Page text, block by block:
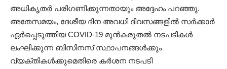
അധികൃതർ പരിഗണിക്കുന്നതായും അദ്ദേഹം പറഞ്ഞു.
അതേസമയം, ദേശീയ ദിന അവധി ദിവസങ്ങളിൽ സർക്കാർ
ഏർപ്പെടുത്തിയ COVID-19 മുൻകരുതൽ നടപടികൾ
ലംഘിക്കുന്ന ബിസിനസ് സ്ഥാപനങ്ങൾക്കും
വ്യക്തികൾക്കുമെതിരെ കർശന നടപടി